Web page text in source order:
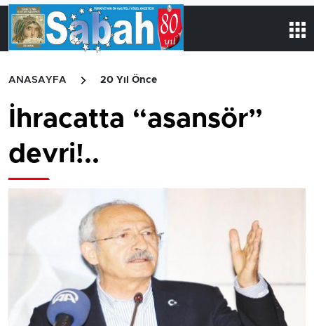
ANASAYFA 20 Yıl Önce
İhracatta “asansör”
devri!..